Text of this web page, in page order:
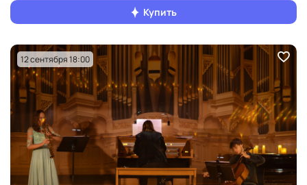
Купить
12 сентября 18:00